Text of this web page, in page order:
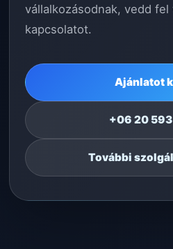
vállalkozásodnak, vedd fel
kapcsolatot.
Ajánlatot
+06 20
További